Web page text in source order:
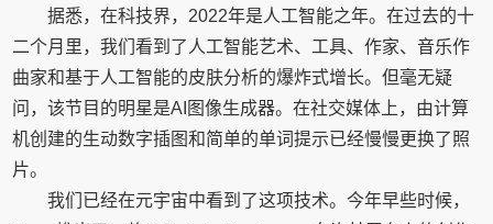
据悉，在科技界，2022年是人工智能之年。在过去的十
二个月里，我们看到了人工智能艺术、工具、作家、音乐作
曲家和基于人工智能的皮肤分析的爆炸式增长。但毫无疑
问，该节目的明星是AI图像生成器。在社交媒体上，由计算
机创建的生动数字插图和简单的单词提示已经慢慢更换了照
片。
我们已经在元宇宙中看到了这项技术。今年早些时候，